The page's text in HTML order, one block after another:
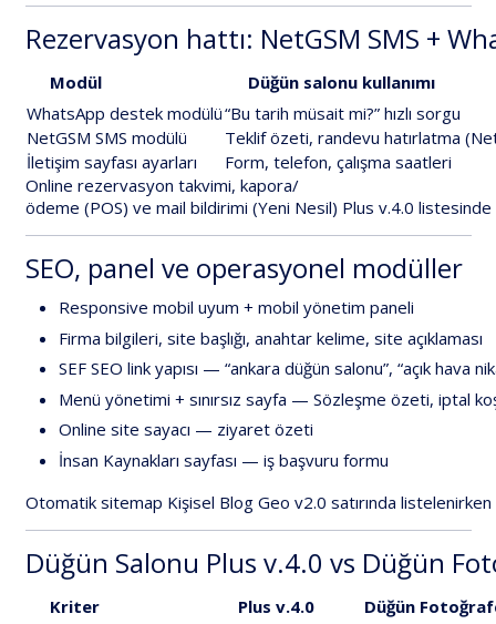
Rezervasyon hattı: NetGSM SMS +
Modül Düğün salonu kullanımı
WhatsApp destek modülü“Bu tarih müsait mi?” hızlı sorgu
NetGSM SMS modülü Teklif özeti, randevu hatırlatma
İletişim sayfası ayarları Form, telefon, çalışma saatleri
Online rezervasyon takvimi, kapora/
ödeme (POS) ve mail bildirimi (Yeni Nesil) Plus v.4.0 listesinde
SEO, panel ve operasyonel modüller
Responsive mobil uyum + mobil yönetim paneli
Firma bilgileri, site başlığı, anahtar kelime, site açıklaması
SEF SEO link yapısı — “ankara düğün salonu”, “açık hava
Menü yönetimi + sınırsız sayfa — Sözleşme özeti, iptal
Online site sayacı — ziyaret özeti
İnsan Kaynakları sayfası — iş başvuru formu
Otomatik sitemap Kişisel Blog Geo v2.0 satırında listelenirken
Düğün Salonu Plus v.4.0 vs Düğün
Kriter Plus v.4.0 Düğün